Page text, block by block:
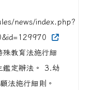
news/index.php?
教育法施行細
鑑定辦法。 3.幼
法施行細則。